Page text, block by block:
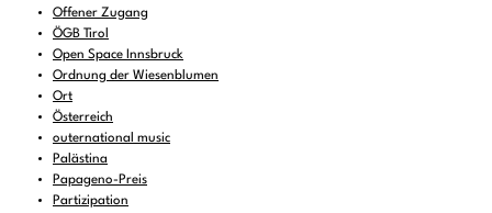
Offener Zugang
ÖGB Tirol
Open Space Innsbruck
Ordnung der Wiesenblumen
Ort
Österreich
outernational music
Palästina
Papageno-Preis
Partizipation